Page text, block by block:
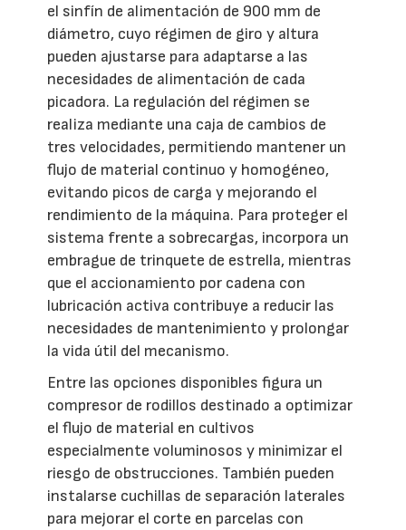
el sinfín de alimentación de 900 mm de
diámetro, cuyo régimen de giro y altura
pueden ajustarse para adaptarse a las
necesidades de alimentación de cada
picadora. La regulación del régimen se
realiza mediante una caja de cambios de
tres velocidades, permitiendo mantener un
flujo de material continuo y homogéneo,
evitando picos de carga y mejorando el
rendimiento de la máquina. Para proteger el
sistema frente a sobrecargas, incorpora un
embrague de trinquete de estrella, mientras
que el accionamiento por cadena con
lubricación activa contribuye a reducir las
necesidades de mantenimiento y prolongar
la vida útil del mecanismo.
Entre las opciones disponibles figura un
compresor de rodillos destinado a optimizar
el flujo de material en cultivos
especialmente voluminosos y minimizar el
riesgo de obstrucciones. También pueden
instalarse cuchillas de separación laterales
para mejorar el corte en parcelas con